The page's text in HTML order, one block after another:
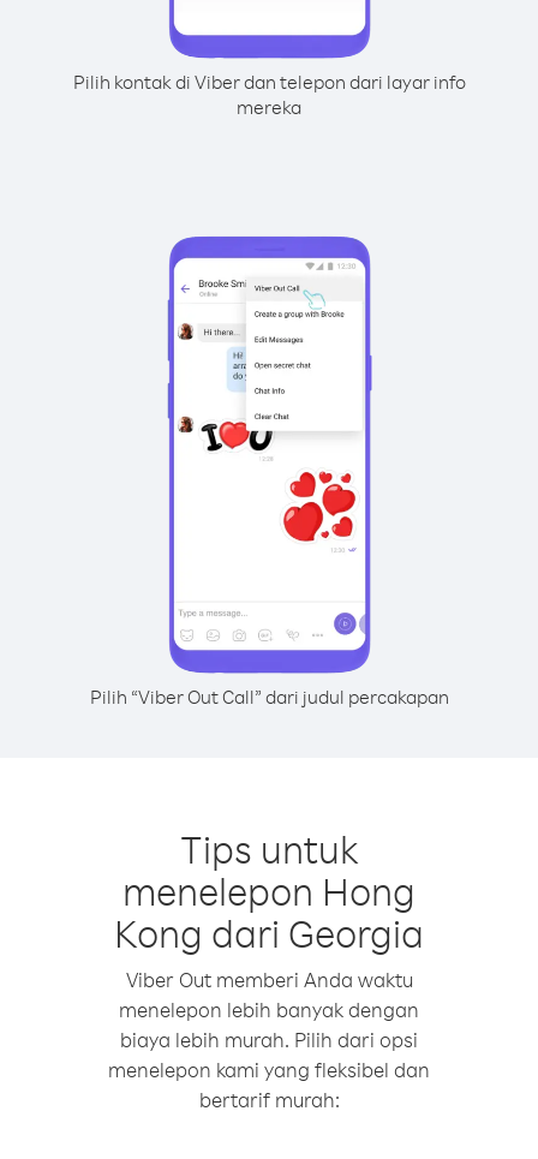
Pilih kontak di Viber dan telepon dari layar info
mereka
Pilih “Viber Out Call” dari judul percakapan
Tips untuk
menelepon Hong
Kong dari Georgia
Viber Out memberi Anda waktu
menelepon lebih banyak dengan
biaya lebih murah. Pilih dari opsi
menelepon kami yang fleksibel dan
bertarif murah: